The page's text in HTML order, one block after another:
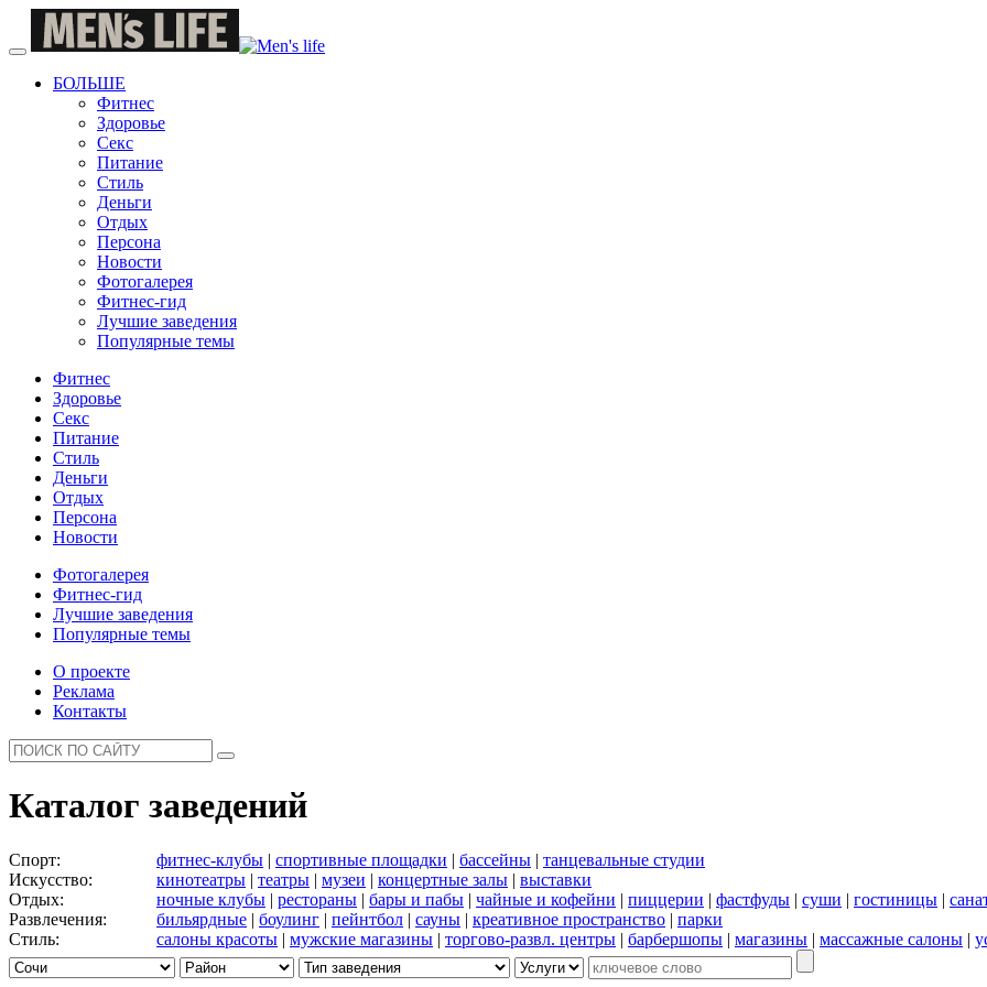
БОЛЬШЕ
Фитнес
Здоровье
Секс
Питание
Стиль
Деньги
Отдых
Персона
Новости
Фотогалерея
Фитнес-гид
Лучшие заведения
Популярные темы
Фитнес
Здоровье
Секс
Питание
Стиль
Деньги
Отдых
Персона
Новости
Фотогалерея
Фитнес-гид
Лучшие заведения
Популярные темы
О проекте
Реклама
Контакты
Каталог заведений
Спорт: фитнес-клубы | спортивные площадки | бассейны | танцевальные студии
Искусство:
кинотеатры | театры | музеи | концертные залы | выставки
Отдых:
ночные клубы | рестораны | бары и пабы | чайные и кофейни | пиццерии | фастфуды | суши | гостиницы |
Развлечения:
бильярдные | боулинг | пейнтбол | сауны | креативное пространство | парки
Стиль:
салоны красоты | мужские магазины | торгово-развл. центры | барбершопы | магазины | массажные салоны |